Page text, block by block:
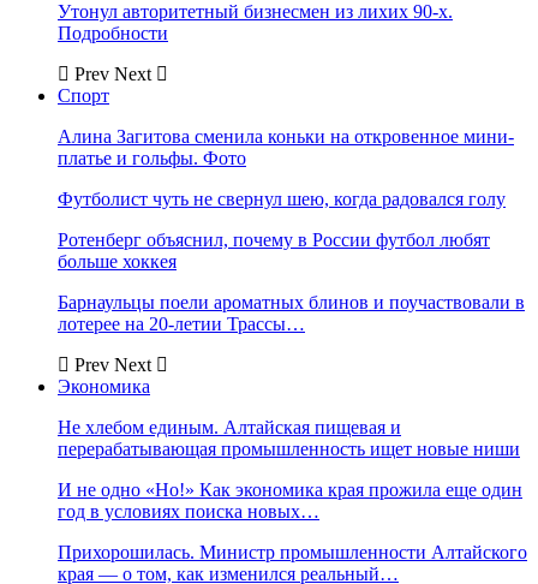
Утонул авторитетный бизнесмен из лихих 90-х.
Подробности
Prev Next
Спорт
Алина Загитова сменила коньки на откровенное мини-
платье и гольфы. Фото
Футболист чуть не свернул шею, когда радовался голу
Ротенберг объяснил, почему в России футбол любят
больше хоккея
Барнаульцы поели ароматных блинов и поучаствовали в
лотерее на 20-летии Трассы…
Prev Next
Экономика
Не хлебом единым. Алтайская пищевая и
перерабатывающая промышленность ищет новые ниши
И не одно «Но!» Как экономика края прожила еще один
год в условиях поиска новых…
Прихорошилась. Министр промышленности Алтайского
края — о том, как изменился реальный…